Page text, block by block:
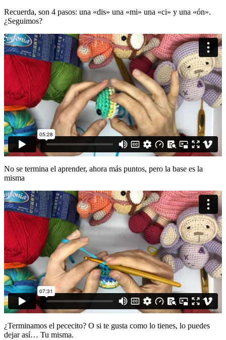
Recuerda, son 4 pasos: una «dis» una «mi» una «ci» y una «ón».
¿Seguimos?
No se termina el aprender, ahora más puntos, pero la base es la
misma
¿Terminamos el pececito? O si te gusta como lo tienes, lo puedes
dejar así… Tu misma.